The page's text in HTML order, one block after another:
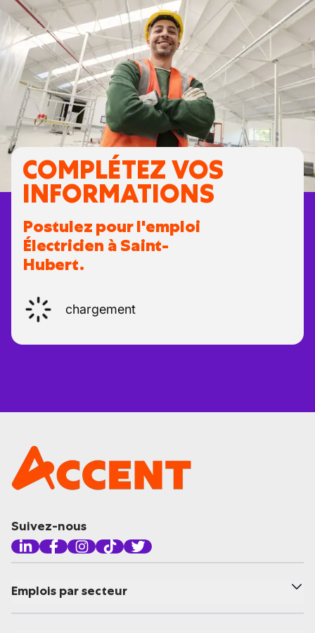
COMPLÉTEZ VOS
INFORMATIONS
Postulez pour l'emploi
Électricien à Saint-
Hubert.
chargement
Suivez-nous
Emplois par secteur